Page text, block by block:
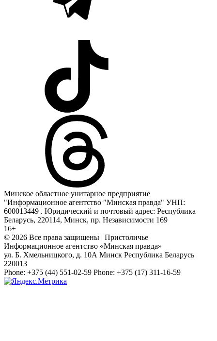
Минское областное унитарное предприятие
"Информационное агентство "Минская правда" УНП:
600013449 . Юридический и почтовый адрес: Республика
Беларусь, 220114, Минск, пр. Независимости 169
16+
© 2026 Все права защищены | Пристоличье
Информационное агентство «Минская правда»
ул. Б. Хмельницкого, д. 10А Минск Республика Беларусь
220013
Phone: +375 (44) 551-02-59 Phone: +375 (17) 311-16-59